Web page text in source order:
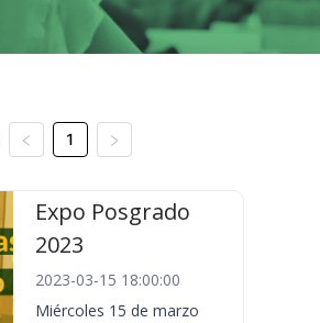
1
Expo Posgrado
2023
2023-03-15 18:00:00
Miércoles 15 de marzo